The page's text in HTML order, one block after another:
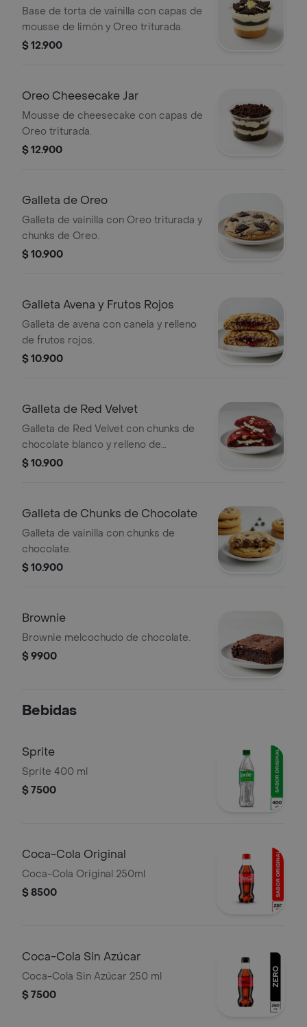
Base de torta de vainilla con capas de
mousse de limón y Oreo triturada.
$ 12.900
Oreo Cheesecake Jar
Mousse de cheesecake con capas de
Oreo triturada.
$ 12.900
Galleta de Oreo
Galleta de vainilla con Oreo triturada y
chunks de Oreo.
$ 10.900
Galleta Avena y Frutos Rojos
Galleta de avena con canela y relleno
de frutos rojos.
$ 10.900
Galleta de Red Velvet
Galleta de Red Velvet con chunks de
chocolate blanco y relleno de
Cheesecake.
$ 10.900
Galleta de Chunks de Chocolate
Galleta de vainilla con chunks de
chocolate.
$ 10.900
Brownie
Brownie melcochudo de chocolate.
$ 9900
Bebidas
Sprite
Sprite 400 ml
$ 7500
Coca-Cola Original
Coca-Cola Original 250ml
$ 8500
Coca-Cola Sin Azúcar
Coca-Cola Sin Azúcar 250 ml
$ 7500